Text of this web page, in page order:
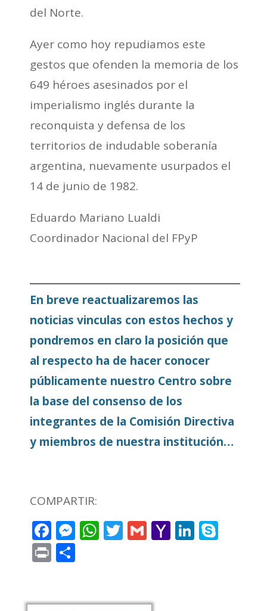
del Norte.
Ayer como hoy repudiamos este
gestos que ofenden la memoria de los
649 héroes asesinados por el
imperialismo inglés durante la
reconquista y defensa de los
territorios de indudable soberanía
argentina, nuevamente usurpados el
14 de junio de 1982.
Eduardo Mariano Lualdi
Coordinador Nacional del FPyP
En breve reactualizaremos las
noticias vinculas con estos hechos y
pondremos en claro la posición que
al respecto ha de hacer conocer
públicamente nuestro Centro sobre
la base del consenso de los
integrantes de la Comisión Directiva
y miembros de nuestra institución…
COMPARTIR:
Facebook
Messenger
WhatsApp
Twitter
GmailYahoo
PrintCompartir